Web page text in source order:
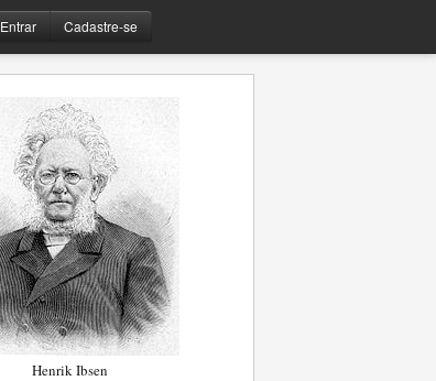
Entrar Cadastre-se
Henrik Ibsen